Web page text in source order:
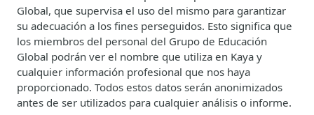
Global, que supervisa el uso del mismo para garantizar
su adecuación a los fines perseguidos. Esto significa que
los miembros del personal del Grupo de Educación
Global podrán ver el nombre que utiliza en Kaya y
cualquier información profesional que nos haya
proporcionado. Todos estos datos serán anonimizados
antes de ser utilizados para cualquier análisis o informe.